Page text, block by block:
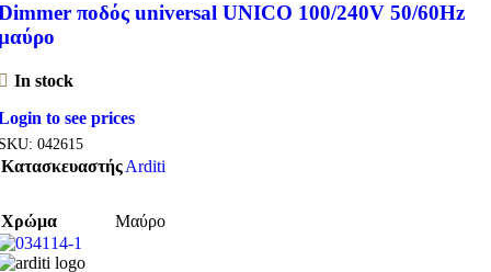
ποδός universal UNICO 100/240V 50/60Hz
In stock
to see prices
042615
ΚατασκευαστήςArditi
Χρώμα Μαύρο